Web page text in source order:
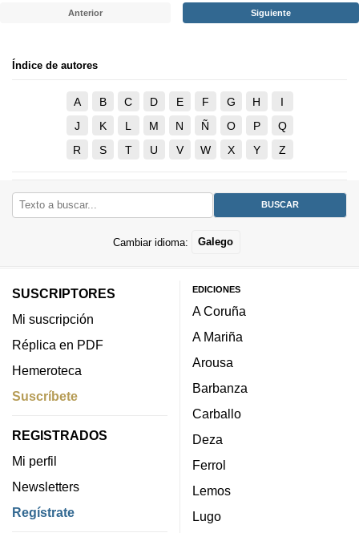
Anterior Siguiente
Índice de autores
A B C D E F G H
I
J
K L M N Ñ O P
Q
R
S T U V W X Y Z
Cambiar idioma: Galego
SUSCRIPTORES
Mi suscripción
Réplica en PDF
Hemeroteca
Suscríbete
REGISTRADOS
Mi perfil
Newsletters
Regístrate
EDICIONES
A Coruña
A Mariña
Arousa
Barbanza
Carballo
Deza
Ferrol
Lemos
Lugo